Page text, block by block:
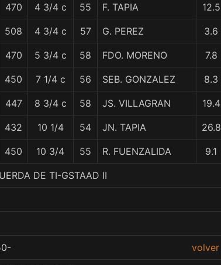
470 4 3/4 c 55 F. TAPIA 12.5
508 4 3/4 c 57 G. PEREZ 3.6
470 5 3/4 c 58 FDO. MORENO 7.8
450 7 1/4 c 56 SEB. GONZALEZ 8.3
447 8 3/4 c 58 JS. VILLAGRAN 19.4
432 10 1/4 54 JN. TAPIA 26.8
450 10 3/4 55 R. FUENZALIDA 9.1
DE TI-GSTAAD II
volver